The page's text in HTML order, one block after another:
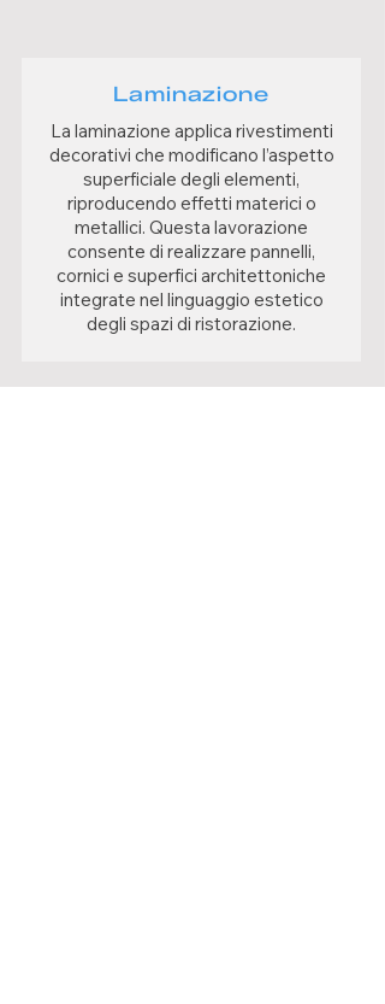
Laminazione
La laminazione applica rivestimenti
decorativi che modificano l’aspetto
superficiale degli elementi,
riproducendo effetti materici o
metallici. Questa lavorazione
consente di realizzare pannelli,
cornici e superfici architettoniche
integrate nel linguaggio estetico
degli spazi di ristorazione.